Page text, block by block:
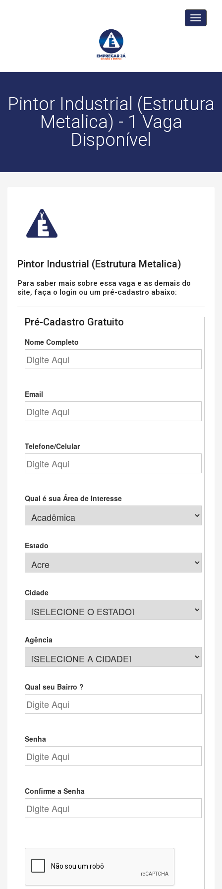
Toggle
Pintor Industrial (Estrutura
Metalica) - 1 Vaga
Disponível
Pintor Industrial (Estrutura Metalica)
Para saber mais sobre essa vaga e as demais do
site, faça o login ou um pré-cadastro abaixo:
Pré-Cadastro Gratuito
Nome Completo
Email
Telefone/Celular
Qual é sua Área de Interesse
Estado
Cidade
Agência
Qual seu Bairro ?
Senha
Confirme a Senha